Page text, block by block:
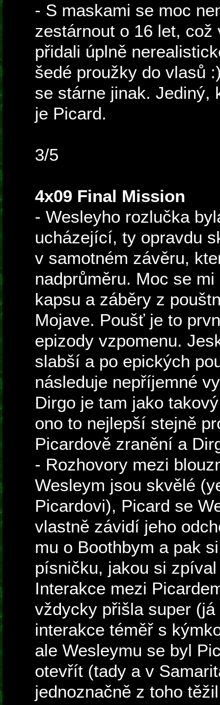
- S maskami se moc
zestárnout o 16 let,
přidali úplně
šedé proužky do vlasů
se stárne jinak. Jediný,
je Picard.
3/5
4x09 Final Mission
- Wesleyho rozlučka
ucházející, ty opravdu
v samotném závěru,
nadprůměru. Moc se
kapsu a záběry z
Mojave. Poušť je to
epizody vzpomenu.
slabší a po epických
následuje nepříjemné
Dirgo je tam jako
ono to nejlepší stejně
Picardově zranění a
- Rozhovory mezi
Wesleym jsou skvělé
Picardovi), Picard se
vlastně závidí jeho
mu o Boothbym a pak
písničku, jakou si
Interakce mezi
vždycky přišla super
interakce téměř s
ale Wesleymu se byl
otevřít (tady a v
jednoznačně z toho